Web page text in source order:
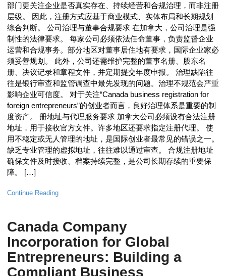
部门更关注企业是否真实存在、持续经营和合规治理，而非注册
层级。 因此，注册方式应基于商业模式、实体布局和长期规划
综合判断。 公司治理与董事合规要求 在加拿大，公司治理是强
制性的法律要求。 每家公司必须依法任命董事，负责监督企业
运营和合规事务。部分地区对董事居住地有要求，国际企业家必
须妥善规划。 此外，公司还需维护完整的董事名册、股东名
册、决议记录和章程文件，并定期提交年度申报。 治理缺陷往
往是银行审查和监管调查中最先发现的问题。治理不规范会严重
影响企业可信度。 对于关注“Canada business registration for
foreign entrepreneurs”的创业者而言，良好治理体系是重要的制
度资产。 册地址与代理服务要求 加拿大公司必须设有合法注册
地址，用于接收官方文件。许多地区还要求指定注册代理。 使
用不稳定或无人管理的地址，是国际创业者最常见的错误之一。
缺乏专业管理的虚拟地址，往往难以通过审查。 合规注册地址
确保文件及时接收、档案持续完整，是公司长期存续的重要保
障。 […]
Continue Reading
Canada Company
Incorporation for Global
Entrepreneurs: Building a
Compliant Business